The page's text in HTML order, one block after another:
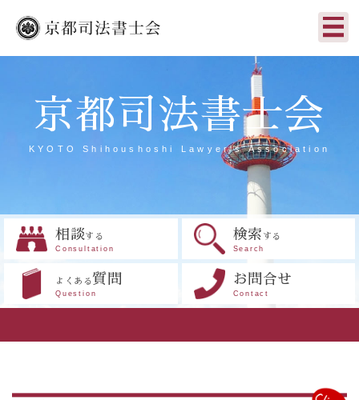
京都司法書士会
KYOTO Shihoushoshi Lawyer's Association
相談する
Consultation
検索 する
Search
よくある質問
Question
お問合せ
Contact